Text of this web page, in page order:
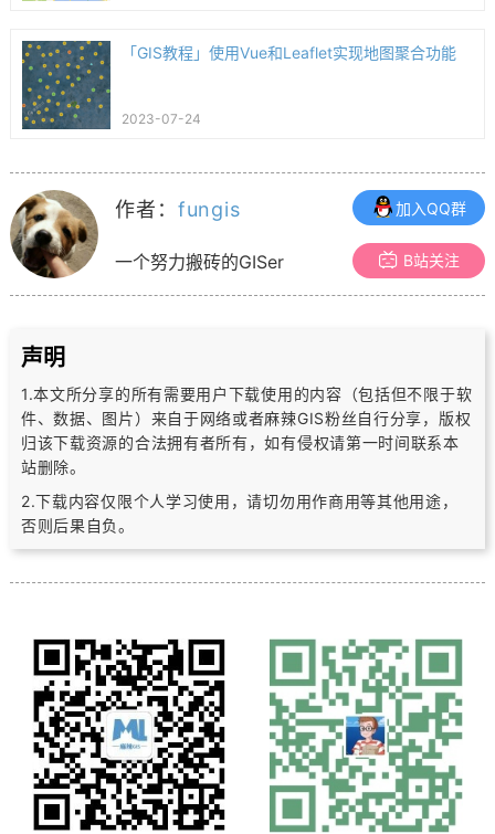
「GIS教程」使用Vue和Leaflet实现地图聚合功能
2023-07-24
作者： fungis
一个努力搬砖的GISer
加入QQ群
B站关注
声明
1.本文所分享的所有需要用户下载使用的内容（包括但不限于软
件、数据、图片） 来自于网络或者麻辣GIS粉丝自行分享，版权
归该下载资源的合法拥有者所有，如有侵权请第一时间联系本
站删除。
2.下载内容仅限个人学习使用，请切勿用作商用等其他用途，
否则后果自负。